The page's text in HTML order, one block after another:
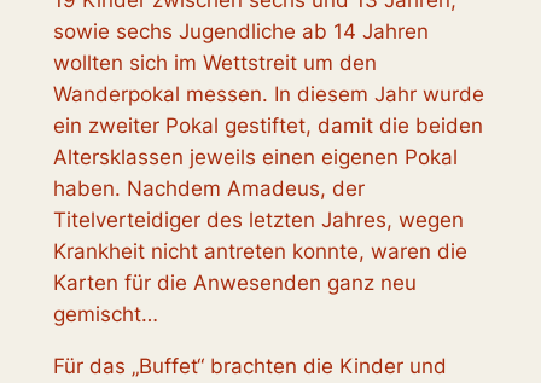
sowie sechs Jugendliche ab 14 Jahren
wollten sich im Wettstreit um den
Wanderpokal messen. In diesem Jahr wurde
ein zweiter Pokal gestiftet, damit die beiden
Altersklassen jeweils einen eigenen Pokal
haben. Nachdem Amadeus, der
Titelverteidiger des letzten Jahres, wegen
Krankheit nicht antreten konnte, waren die
Karten für die Anwesenden ganz neu
gemischt…
Für das „Buffet“ brachten die Kinder und